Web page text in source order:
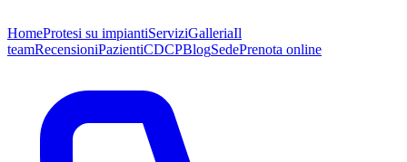
HomeProtesi su impiantiServiziGalleriaIl
teamRecensioniPazientiCDCPBlogSedePrenota online